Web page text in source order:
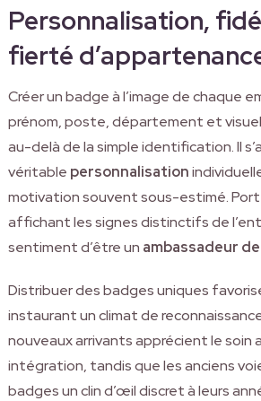
Personnalisation,
fierté
Créer un badge à l’image de chaque
prénom, poste, département et
au-delà de la simple identification. Il
véritable personnalisation
motivation souvent sous-estimé.
affichant les signes distinctifs de
sentiment d’être un ambassadeur
Distribuer des badges uniques
instaurant un climat de
nouveaux arrivants apprécient le soin
intégration, tandis que les anciens
badges un clin d’œil discret à leurs